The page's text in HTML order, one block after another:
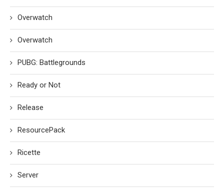
Overwatch
Overwatch
PUBG: Battlegrounds
Ready or Not
Release
ResourcePack
Ricette
Server